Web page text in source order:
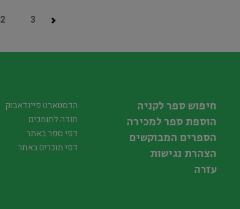
2 3
חיפוש ספר לקניה
הוספת ספר למכירה
הספרים המבוקשים
הצהרת נגישות
עזרה
הדסטארט פיינדאבוק
תודה לתומכים
דפי ספר באתר
דפי מוכרים באתר